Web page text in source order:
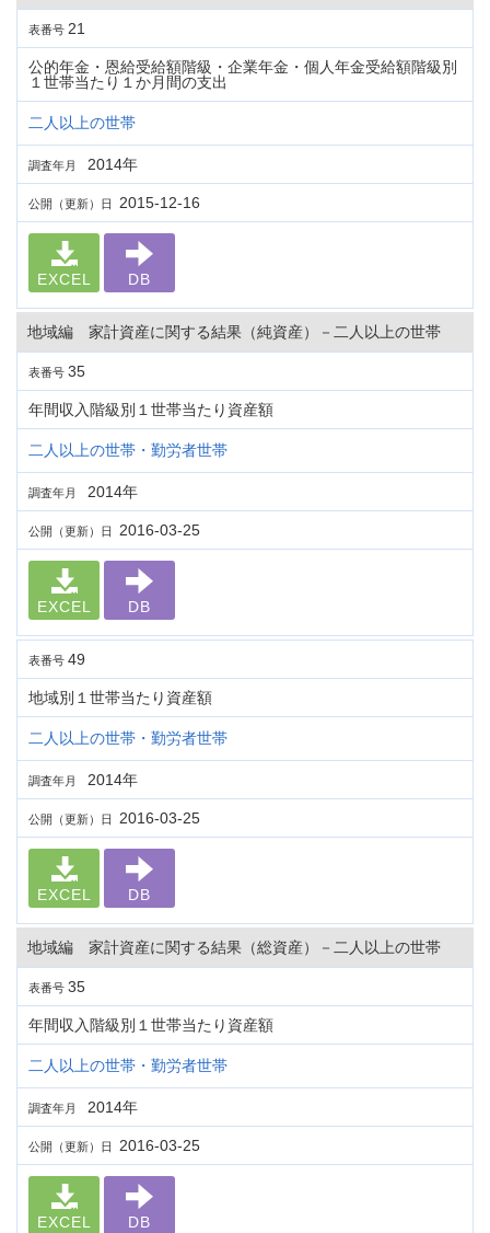
表番号 21
公的年金・恩給受給額階級・企業年金・個人年金受給額階級別
１世帯当たり１か月間の支出
二人以上の世帯
調査年月 2014年
公開（更新）日 2015-12-16
EXCEL DB
地域編 家計資産に関する結果（純資産）－二人以上の世帯
表番号 35
年間収入階級別１世帯当たり資産額
二人以上の世帯・勤労者世帯
調査年月 2014年
公開（更新）日 2016-03-25
EXCEL DB
表番号 49
地域別１世帯当たり資産額
二人以上の世帯・勤労者世帯
調査年月 2014年
公開（更新）日 2016-03-25
EXCEL DB
地域編 家計資産に関する結果（総資産）－二人以上の世帯
表番号 35
年間収入階級別１世帯当たり資産額
二人以上の世帯・勤労者世帯
調査年月 2014年
公開（更新）日 2016-03-25
EXCEL DB